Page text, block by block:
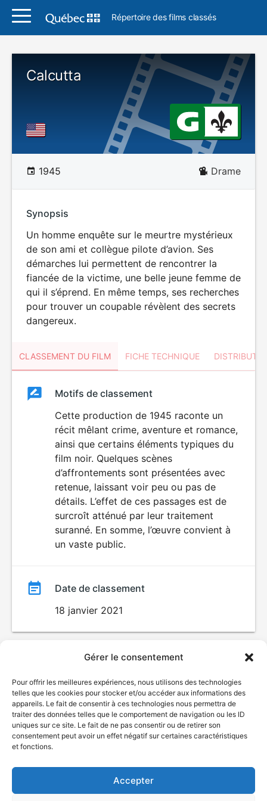
Gérer le consentement
Pour offrir les meilleures expériences, nous utilisons des technologies
telles que les cookies pour stocker et/ou accéder aux informations des
appareils. Le fait de consentir à ces technologies nous permettra de
traiter des données telles que le comportement de navigation ou les ID
uniques sur ce site. Le fait de ne pas consentir ou de retirer son
consentement peut avoir un effet négatif sur certaines caractéristiques
et fonctions.
Accepter
Répertoire des films classés
Calcutta
1945 Drame
Synopsis
Un homme enquête sur le meurtre mystérieux
de son ami et collègue pilote d’avion. Ses
démarches lui permettent de rencontrer la
fiancée de la victime, une belle jeune femme de
qui il s’éprend. En même temps, ses recherches
pour trouver un coupable révèlent des secrets
dangereux.
CLASSEMENT DU FILM FICHE TECHNIQUE
ClassementClassement
Motifs de classement
Cette production de 1945 raconte un
récit mêlant crime, aventure et romance,
ainsi que certains éléments typiques du
film noir. Quelques scènes
d’affrontements sont présentées avec
retenue, laissant voir peu ou pas de
détails. L’effet de ces passages est de
surcroît atténué par leur traitement
suranné. En somme, l’œuvre convient à
un vaste public.
Date de classement
18 janvier 2021
© Gouvernement du Québec, 2026
Plan du site
Accessibilité
Accès à l'information